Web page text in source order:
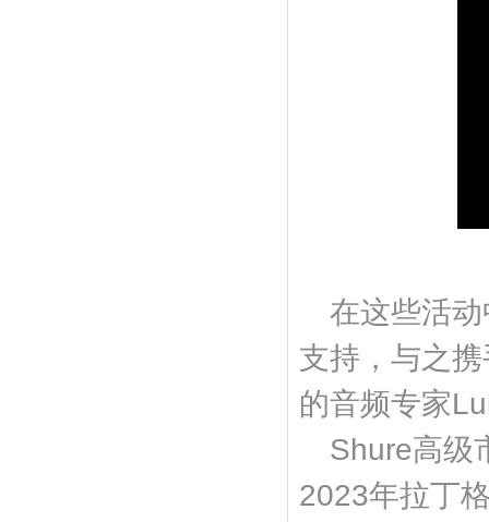
在这些活
支持，与之
的音频专家
Shure高级
2023年拉丁